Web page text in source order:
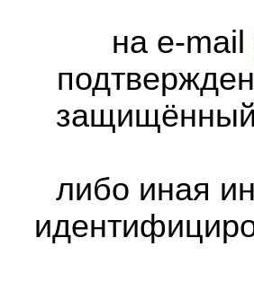
на e-mail
защищённый
либо иная